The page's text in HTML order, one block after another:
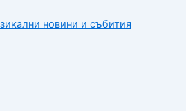
новини и събития